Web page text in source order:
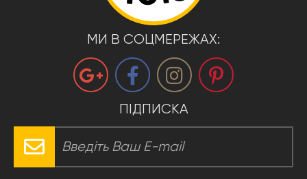
МИ В СОЦМЕРЕЖАХ:
ПІДПИСКА